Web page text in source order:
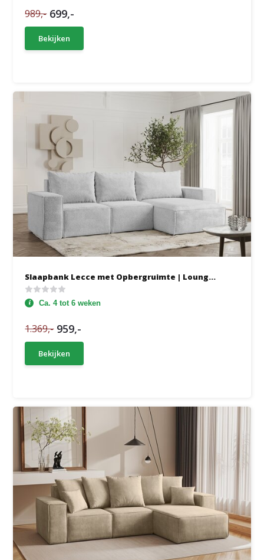
989,- 699,-
Bekijken
Slaapbank Lecce met Opbergruimte | Loung...
Ca. 4 tot 6 weken
1.369,- 959,-
Bekijken